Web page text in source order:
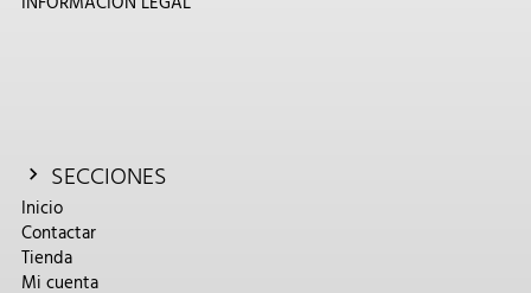
SECCIONES
Inicio
Contactar
Tienda
Mi cuenta